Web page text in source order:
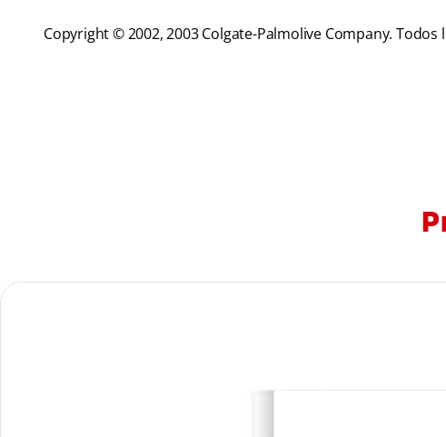
Copyright © 2002, 2003 Colgate-Palmolive Company.